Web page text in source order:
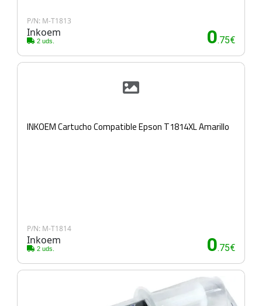
P/N: M-T1813
Inkoem
2 uds. 0.75€
INKOEM Cartucho Compatible Epson T1814XL Amarillo
P/N: M-T1814
Inkoem
2 uds. 0.75€